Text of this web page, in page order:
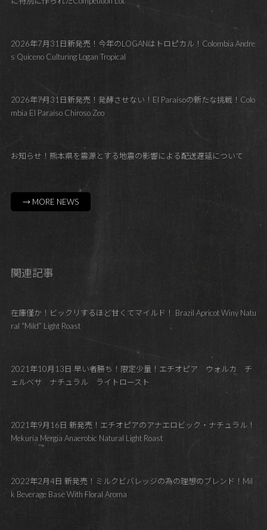
2026年7月31日新発売！今年のLOGANはトロピカル！Colombia Andre
s Quiceno Culturing Logan Tropical
2026年7月31日新発売！発酵させない！El Paraísoの新たな挑戦！Colo
mbia El Paraíso Chiroso Zeo
お知らせ！熊本県を震源とする地震の影響による配送遅延について
→ MORE NEWS
関連記事
在庫僅か！ビックリするほど甘くてマイルド！ Brazil Apricot Winy Natu
ral “Mild” Light Roast
2021年10月13日 早い者勝ち！限定少量！エチオピア ウォルカ チ
ェルベサ ナチュラル ライトロースト
2021年9月16日 新発売！エチオピアのアナエロビック・ナチュラル！
Mekuria Mergia Anaerobic Natural Light Roast
2022年2月4日 新発売！ミルクビバレッジの為の理想のブレンド！Mil
k Beverage Base With Floral Aroma